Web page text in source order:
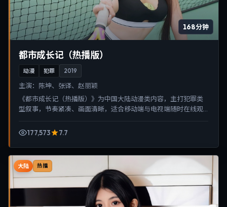
168分钟
都市成长记（热播版）
动漫 犯罪 2019
主演： 陈坤、张译、赵丽颖
《都市成长记（热播版）》为中国大陆动漫类内容，主打犯罪类
型叙事，节奏紧凑、画面清晰，适合移动端与电视端随时在线观
177,573
7.7
大陆 热播